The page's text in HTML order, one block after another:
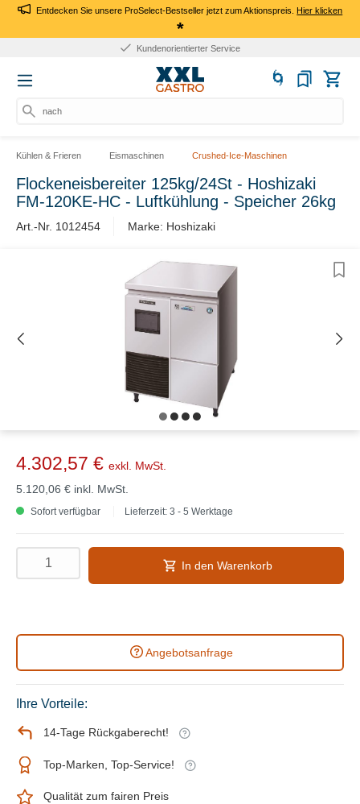
Entdecken Sie unsere ProSelect-Bestseller jetzt zum Aktionspreis.Hier klicken
*
Kundenorientierter Service
nach Pr
Kühlen & Frieren Eismaschinen Crushed-Ice-Maschinen
Flockeneisbereiter 125kg/24St - Hoshizaki
FM-120KE-HC - Luftkühlung - Speicher 26kg
Art.-Nr. 1012454 Marke: Hoshizaki
4.302,57 € exkl. MwSt.
5.120,06 € inkl. MwSt.
Sofort verfügbar Lieferzeit: 3 - 5 Werktage
In den Warenkorb
Angebotsanfrage
Ihre Vorteile:
14-Tage Rückgaberecht!
Top-Marken, Top-Service!
Qualität zum fairen Preis